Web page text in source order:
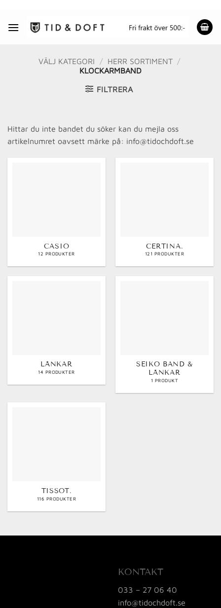
content
VÄLJ KATEGORI / HERR SORTIMENT /
KLOCKARMBAND
FILTRERA
Hittar du inte bandet du söker kan du mejla oss
artikelnumret oavsett märke på: info@tidochdoft.se
CASIO
12 PRODUKTER
CERTINA.
121 PRODUKTER
LÄNKAR
14 PRODUKTER
SEIKO BAND &
LÄNKAR
1 PRODUKT
TISSOT.
116 PRODUKTER
KONTAKT
033 – 27 06 40
info@tidochdoft.se